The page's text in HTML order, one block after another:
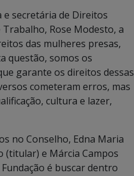
e secretária de Direitos
Trabalho, Rose Modesto, a
das mulheres presas,
questão, somos os
garante os direitos dessas
cometeram erros, mas
cultura e lazer,
no Conselho, Edna Maria
(titular) e Márcia Campos
é buscar dentro